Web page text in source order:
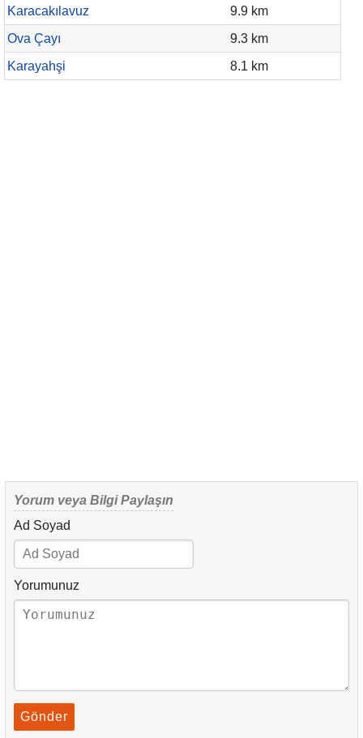
Karacakılavuz
9.9 km
Ova Çayı
9.3 km
Karayahşi
8.1 km
Yorum veya Bilgi Paylaşın
Ad Soyad
Yorumunuz
Gönder